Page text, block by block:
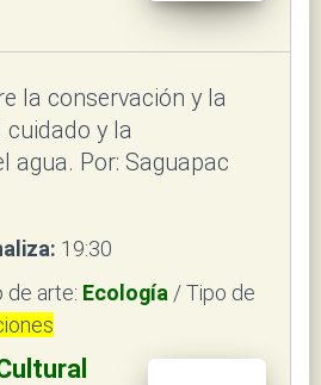
la conservación y la
y la
agua. Por: Saguapac
19:30
de arte: Ecología / Tipo de